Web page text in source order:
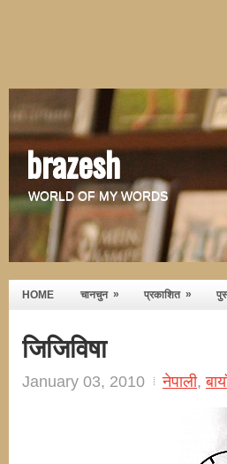
brazesh
WORLD OF MY WORDS
HOME चानचुन » प्रकाशित »
जिजिविषा
January 03, 2010 नेपाली,